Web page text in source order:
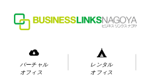
バーチャル
オフィス
レンタル
オフィス